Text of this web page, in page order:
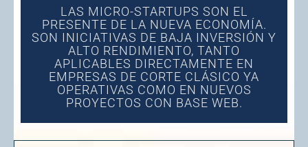
LAS MICRO-STARTUPS SON EL
PRESENTE DE LA NUEVA ECONOMÍA.
SON INICIATIVAS DE BAJA INVERSIÓN Y
ALTO RENDIMIENTO, TANTO
APLICABLES DIRECTAMENTE EN
EMPRESAS DE CORTE CLÁSICO YA
OPERATIVAS COMO EN NUEVOS
PROYECTOS CON BASE WEB.